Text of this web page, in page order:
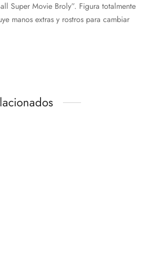
Super Movie Broly”. Figura totalmente
manos extras y rostros para cambiar